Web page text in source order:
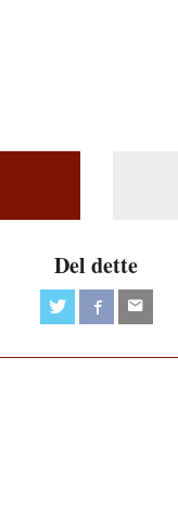
Del dette